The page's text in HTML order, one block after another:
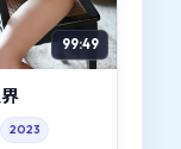
99:49
2023